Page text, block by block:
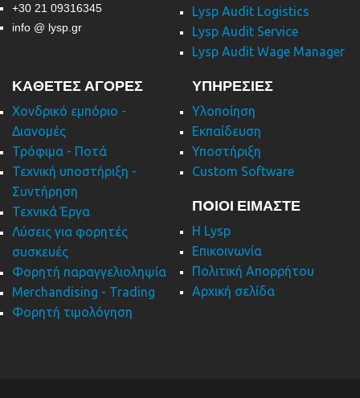
+30 21 09316345
info @ lysp.gr
Lysp Audit Logistics
Lysp Audit Service
Lysp Audit Wage Manager
ΚΑΘΕΤΕΣ ΑΓΟΡΕΣ
Χονδρικό εμπόριο -
Διανομές
Τρόφιμα - Ποτά
Τεχνική υποστήριξη -
Συντήρηση
Τεχνικά Έργα
Λύσεις για φορητές
συσκευές
Φορητή παραγγελιοληψία
Merchandising - Trading
Φορητή τιμολόγηση
ΥΠΗΡΕΣΙΕΣ
Υλοποίηση
Εκπαίδευση
Υποστήριξη
Custom Software
ΠOΙΟΙ ΕΙΜΑΣΤΕ
Η Lysp
Επικοινωνία
Πολιτική Απορρήτου
Αρχική σελίδα